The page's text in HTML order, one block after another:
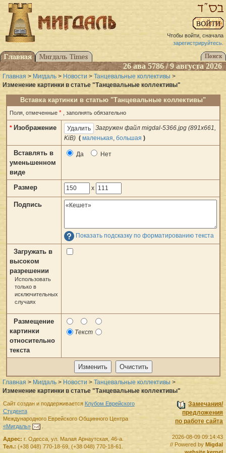
Чтобы войти, сначала
зарегистрируйтесь.
26 ава 5786 / 9 августа 2026
Главная > Мигдаль > Новости > Танцевальные коллективы >
Изменение картинки в статье "Танцевальные коллективы"
Вставка картинки в статью "Танцевальные коллективы"
Поля, отмеченные * , заполнять обязательно
* Изображение
Загружен файл migdal-5366.jpg (891x661,
KiB) ( маленькая большая )
Вставлять в
уменьшенном
виде
Да Нет
Размер x
Подпись
Показать подсказку по форматированию текста
Загружать в
высоком
разрешении
Использовать
только в
исключительных
случаях
Размещение
картинки
относительно
текста
Текст
Главная > Мигдаль > Новости > Танцевальные коллективы >
Изменение картинки в статье "Танцевальные коллективы"
Замечания/
предложения
по работе сайта
2026-08-09 09:14:43
// Powered by Migdal
Сайт создан и поддерживается Клубом Еврейского
Студента
Международного Еврейского Общинного Центра
«Мигдаль»
Адрес: г. Одесса, ул. Малая Арнаутская, 46-а.
Тел.: (+38 048) 770-18-69, (+38 048) 770-18-61